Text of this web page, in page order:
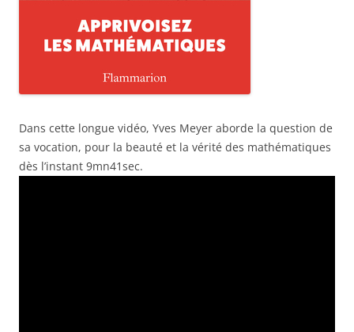
Dans cette longue vidéo, Yves Meyer aborde la question de
sa vocation, pour la beauté et la vérité des mathématiques
dès l’instant 9mn41sec.